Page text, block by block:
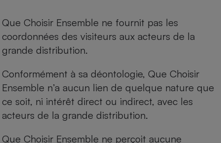
Que Choisir Ensemble ne fournit pas les
coordonnées des visiteurs aux acteurs de la
grande distribution.
Conformément à sa déontologie, Que Choisir
Ensemble n’a aucun lien de quelque nature que
ce soit, ni intérêt direct ou indirect, avec les
acteurs de la grande distribution.
Que Choisir Ensemble ne perçoit aucune